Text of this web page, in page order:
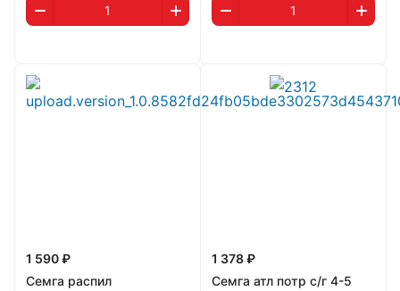
1 590 ₽
Семга распил
1 378 ₽
Семга атл потр с/г 4-5